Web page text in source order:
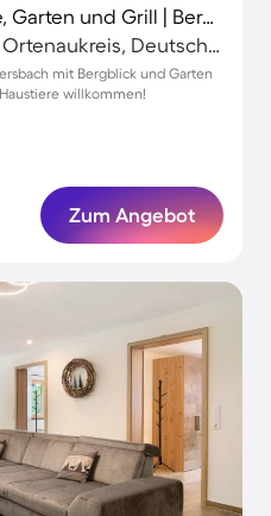
Ferienhaus mit Terrasse, Garten und Grill | Bergblick
Haslach im Kinzigtal, Ortenaukreis, Deutschland
mit Bergblick und Garten
willkommen!
Zum Angebot